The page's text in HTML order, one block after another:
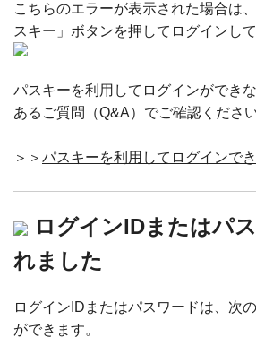
こちらのエラーが表示された場合は
スキー」ボタンを押してログインして
パスキーを利用してログインができ
あるご質問（Q&A）でご確認ください
＞＞ パスキーを利用してログインでき
ログインIDまたはパ
れました
ログインIDまたはパスワードは、次
ができます。